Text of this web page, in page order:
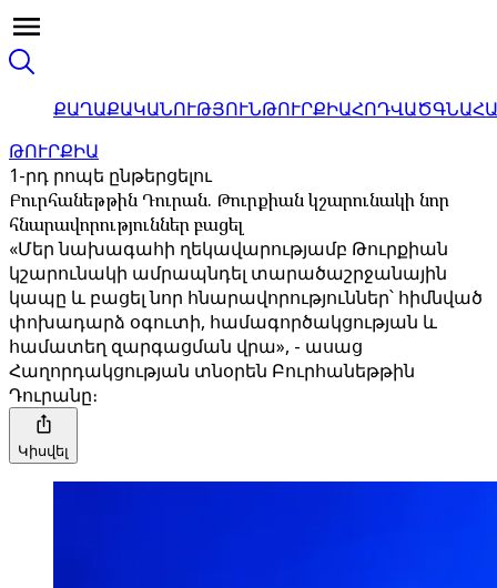
ՔԱՂԱՔԱԿԱՆՈՒԹՅՈՒՆԹՈՒՐՔԻԱՀՈԴՎԱԾ
ԹՈՒՐՔԻԱ
1-րդ րոպե ընթերցելու
Բուրհանեթթին Դուրան. Թուրքիան կշարունակի նոր
հնարավորություններ բացել
«Մեր նախագահի ղեկավարությամբ Թուրքիան
կշարունակի ամրապնդել տարածաշրջանային
կապը և բացել նոր հնարավորություններ՝ հիմնված
փոխադարձ օգուտի, համագործակցության և
համատեղ զարգացման վրա», - ասաց
Հաղորդակցության տնօրեն Բուրհանեթթին
Դուրանը։
Կիսվել